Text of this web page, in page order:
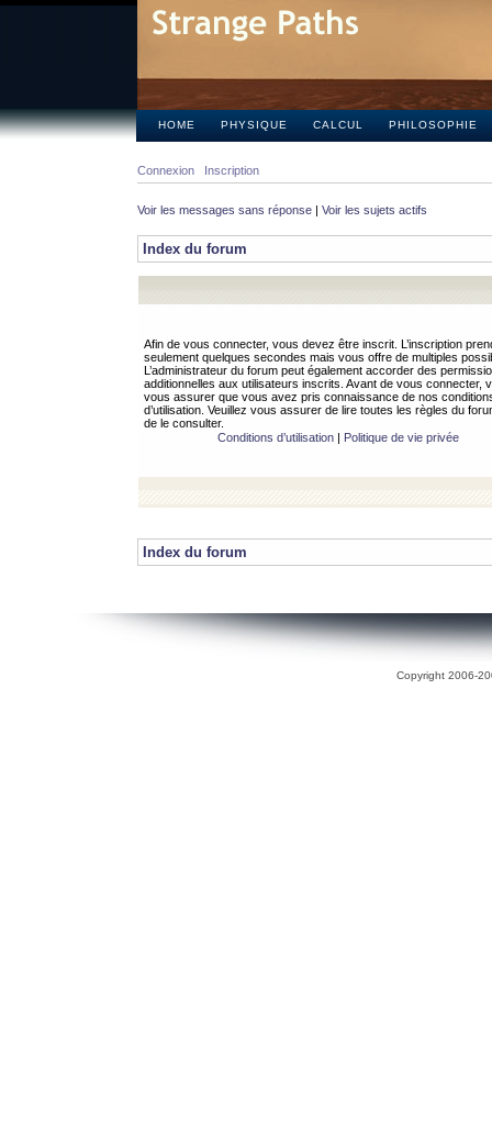
HOME PHYSIQUE CALCUL PHILOSOPHIE
Connexion Inscription
Voir les messages sans réponse | Voir les sujets actifs
Index du forum
Afin de vous connecter, vous devez être inscrit. L’inscription
seulement quelques secondes mais vous offre de multiples
L’administrateur du forum peut également accorder des
additionnelles aux utilisateurs inscrits. Avant de vous connecter,
vous assurer que vous avez pris connaissance de nos
d’utilisation. Veuillez vous assurer de lire toutes les règles du
de le consulter.
Conditions d’utilisation| Politique de vie privée
Index du forum
Copyright 2006-